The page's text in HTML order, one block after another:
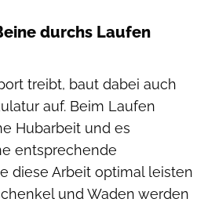
durchs Laufen
treibt, baut dabei auch
auf. Beim Laufen
Hubarbeit und es
entsprechende
diese Arbeit optimal leisten
und Waden werden